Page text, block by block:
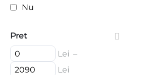
Nu
Pret
Lei –
Lei